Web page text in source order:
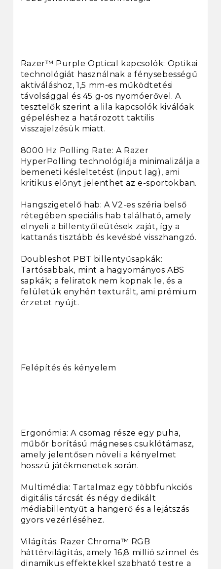
Razer™ Purple Optical kapcsolók: Optikai
technológiát használnak a fénysebességű
aktiváláshoz, 1,5 mm-es működtetési
távolsággal és 45 g-os nyomóerővel. A
tesztelők szerint a lila kapcsolók kiválóak
gépeléshez a határozott taktilis
visszajelzésük miatt.
8000 Hz Polling Rate: A Razer
HyperPolling technológiája minimalizálja a
bemeneti késleltetést (input lag), ami
kritikus előnyt jelenthet az e-sportokban.
Hangszigetelő hab: A V2-es széria belső
rétegében speciális hab található, amely
elnyeli a billentyűleütések zaját, így a
kattanás tisztább és kevésbé visszhangzó.
Doubleshot PBT billentyűsapkák:
Tartósabbak, mint a hagyományos ABS
sapkák; a feliratok nem kopnak le, és a
felületük enyhén texturált, ami prémium
érzetet nyújt.
Felépítés és kényelem
Ergonómia: A csomag része egy puha,
műbőr borítású mágneses csuklótámasz,
amely jelentősen növeli a kényelmet
hosszú játékmenetek során.
Multimédia: Tartalmaz egy többfunkciós
digitális tárcsát és négy dedikált
médiabillentyűt a hangerő és a lejátszás
gyors vezérléséhez.
Világítás: Razer Chroma™ RGB
háttérvilágítás, amely 16,8 millió színnel és
dinamikus effektekkel szabható testre a